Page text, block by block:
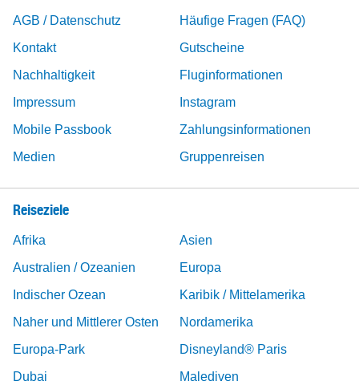
AGB / Datenschutz
Häufige Fragen (FAQ)
Kontakt
Gutscheine
Nachhaltigkeit
Fluginformationen
Impressum
Instagram
Mobile Passbook
Zahlungsinformationen
Medien
Gruppenreisen
Reiseziele
Afrika
Asien
Australien / Ozeanien
Europa
Indischer Ozean
Karibik / Mittelamerika
Naher und Mittlerer Osten
Nordamerika
Europa-Park
Disneyland® Paris
Dubai
Malediven